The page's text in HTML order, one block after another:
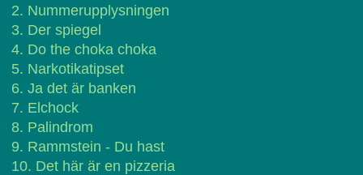
2. Nummerupplysningen
3. Der spiegel
4. Do the choka choka
5. Narkotikatipset
6. Ja det är banken
7. Elchock
8. Palindrom
9. Rammstein - Du hast
10. Det här är en pizzeria